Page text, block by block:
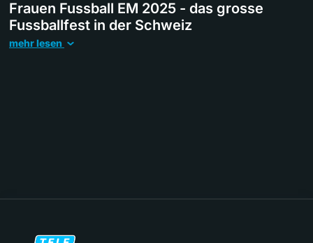
Frauen Fussball EM 2025 - das grosse
Fussballfest in der Schweiz
mehr lesen